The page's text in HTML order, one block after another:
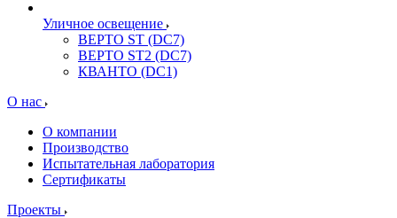
Уличное освещение
ВЕРТО ST (DC7)
ВЕРТО ST2 (DC7)
КВАНТО (DC1)
О нас
О компании
Производство
Испытательная лаборатория
Сертификаты
Проекты